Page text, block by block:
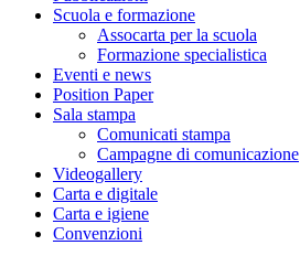
Scuola e formazione
Assocarta per la scuola
Formazione specialistica
Eventi e news
Position Paper
Sala stampa
Comunicati stampa
Campagne di comunicazione
Videogallery
Carta e digitale
Carta e igiene
Convenzioni